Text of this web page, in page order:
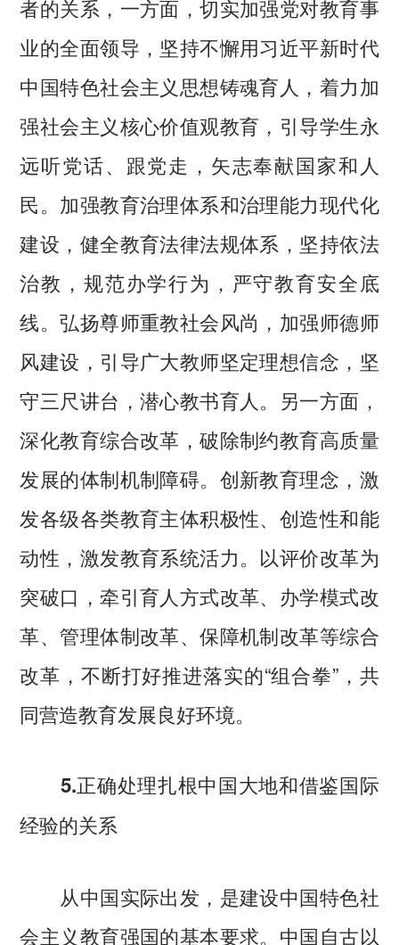
者的关系，一方面，切实加强党对教育事
业的全面领导，坚持不懈用习近平新时代
中国特色社会主义思想铸魂育人，着力加
强社会主义核心价值观教育，引导学生永
远听党话、跟党走，矢志奉献国家和人
民。加强教育治理体系和治理能力现代化
建设，健全教育法律法规体系，坚持依法
治教，规范办学行为，严守教育安全底
线。弘扬尊师重教社会风尚，加强师德师
风建设，引导广大教师坚定理想信念，坚
守三尺讲台，潜心教书育人。另一方面，
深化教育综合改革，破除制约教育高质量
发展的体制机制障碍。创新教育理念，激
发各级各类教育主体积极性、创造性和能
动性，激发教育系统活力。以评价改革为
突破口，牵引育人方式改革、办学模式改
革、管理体制改革、保障机制改革等综合
改革，不断打好推进落实的“组合拳”，共
同营造教育发展良好环境。
5.正确处理扎根中国大地和借鉴国际
经验的关系
从中国实际出发，是建设中国特色社
会主义教育强国的基本要求。中国自古以